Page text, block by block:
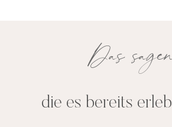
Das
die es bereits